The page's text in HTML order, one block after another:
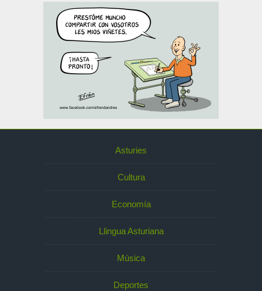
Asturies
Cultura
Economía
Llingua Asturiana
Música
Deportes